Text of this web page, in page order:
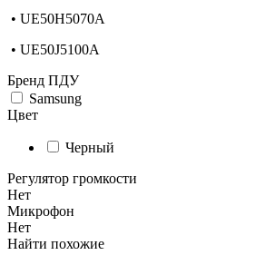
• UE50H5070A
• UE50J5100A
Бренд ПДУ
Samsung
Цвет
Черный
Регулятор громкости
Нет
Микрофон
Нет
Найти похожие